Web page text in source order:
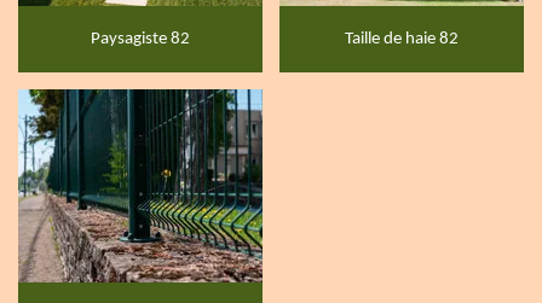
Paysagiste 82 Taille de haie 82